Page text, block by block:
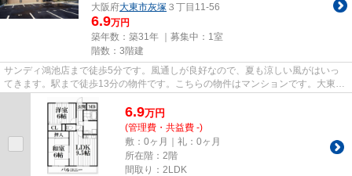
大阪府大東市灰塚 ３丁目11-56
6.9万円
築年数：築31年 ｜募集中： 1室
階数：3階建
サンディ鴻池店まで徒歩5分です。風通しが良好なので、夏も涼しい風がはいっ
てきます。駅まで徒歩13分の物件です。こちらの物件はマンションです。大東市
エリアと片町線住道駅付近での...
6.9万円
(管理費・共益費 -)
敷：0ヶ月｜礼：0ヶ月
所在階：2階
間取り：2LDK